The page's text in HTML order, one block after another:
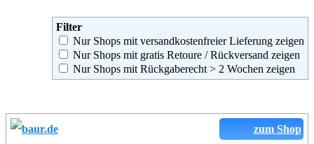
Filter
Nur Shops mit versandkostenfreier Lieferung zeigen
Nur Shops mit gratis Retoure / Rückversand zeigen
Nur Shops mit Rückgaberecht > 2 Wochen zeigen
zum Shop